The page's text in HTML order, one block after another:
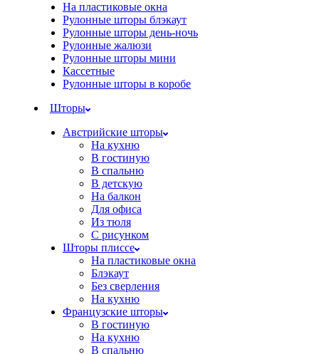
На пластиковые окна
Рулонные шторы блэкаут
Рулонные шторы день-ночь
Рулонные жалюзи
Рулонные шторы мини
Кассетные
Рулонные шторы в коробе
Шторы
Австрийские шторы
На кухню
В гостиную
В спальню
В детскую
На балкон
Для офиса
Из тюля
С рисунком
Шторы плиссе
На пластиковые окна
Блэкаут
Без сверления
На кухню
Французские шторы
В гостиную
На кухню
В спальню